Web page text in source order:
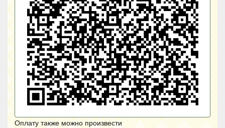
Оплату также можно произвести